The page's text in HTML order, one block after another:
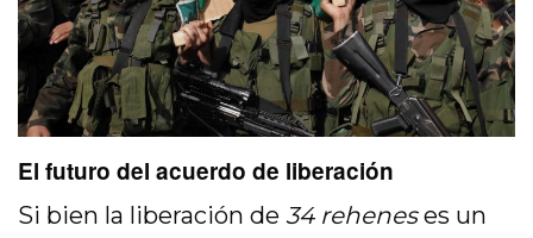
El futuro del acuerdo de liberación
Si bien la liberación de34 reheneses un